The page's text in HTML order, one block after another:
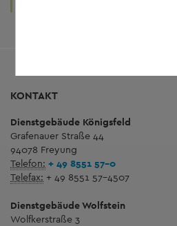
KONTAKT
Dienstgebäude Königsfeld
Grafenauer Straße 44
94078 Freyung
Telefon: + 49 8551 57-0
Telefax: + 49 8551 57-4507
Dienstgebäude Wolfstein
Wolfkerstraße 3